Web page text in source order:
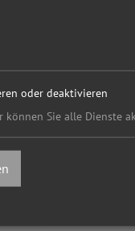
für
globaler
und Gäste
Vereinen und
oder deaktivieren
können Sie alle Dienste